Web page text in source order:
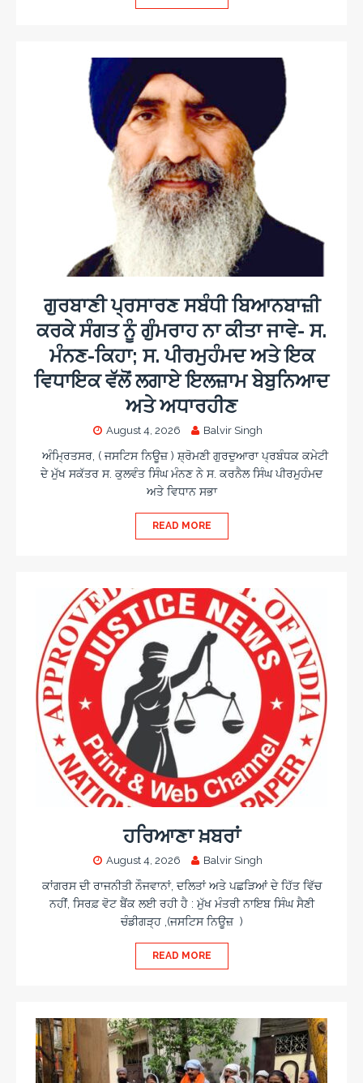
ਗੁਰਬਾਣੀ ਪ੍ਰਸਾਰਣ ਸਬੰਧੀ ਬਿਆਨਬਾਜ਼ੀ
ਕਰਕੇ ਸੰਗਤ ਨੂੰ ਗੁੰਮਰਾਹ ਨਾ ਕੀਤਾ ਜਾਵੇ- ਸ.
ਮੰਨਣ-ਕਿਹਾ; ਸ. ਪੀਰਮੁਹੰਮਦ ਅਤੇ ਇਕ
ਵਿਧਾਇਕ ਵੱਲੋਂ ਲਗਾਏ ਇਲਜ਼ਾਮ ਬੇਬੁਨਿਆਦ
ਅਤੇ ਅਧਾਰਹੀਣ
August 4, 2026 Balvir Singh
ਅੰਮ੍ਰਿਤਸਰ, ( ਜਸਟਿਸ ਨਿਊਜ਼ ) ਸ਼੍ਰੋਮਣੀ ਗੁਰਦੁਆਰਾ ਪ੍ਰਬੰਧਕ ਕਮੇਟੀ
ਦੇ ਮੁੱਖ ਸਕੱਤਰ ਸ. ਕੁਲਵੰਤ ਸਿੰਘ ਮੰਨਣ ਨੇ ਸ. ਕਰਨੈਲ ਸਿੰਘ ਪੀਰਮੁਹੰਮਦ
ਅਤੇ ਵਿਧਾਨ ਸਭਾ
READ MORE
ਹਰਿਆਣਾ ਖ਼ਬਰਾਂ
August 4, 2026 Balvir Singh
ਕਾਂਗਰਸ ਦੀ ਰਾਜਨੀਤੀ ਨੌਜਵਾਨਾਂ, ਦਲਿਤਾਂ ਅਤੇ ਪਛੜਿਆਂ ਦੇ ਹਿੱਤ ਵਿੱਚ
ਨਹੀਂ, ਸਿਰਫ਼ ਵੋਟ ਬੈਂਕ ਲਈ ਰਹੀ ਹੈ : ਮੁੱਖ ਮੰਤਰੀ ਨਾਇਬ ਸਿੰਘ ਸੈਣੀ
ਚੰਡੀਗੜ੍ਹ ,(ਜਸਟਿਸ ਨਿਊਜ਼ )
READ MORE